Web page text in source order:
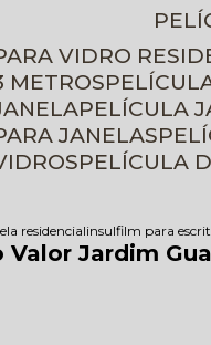
VIDRO
METROS
PELÍCULA
JANELAS
PELÍCULA
residencialinsulfilm para
Jardim